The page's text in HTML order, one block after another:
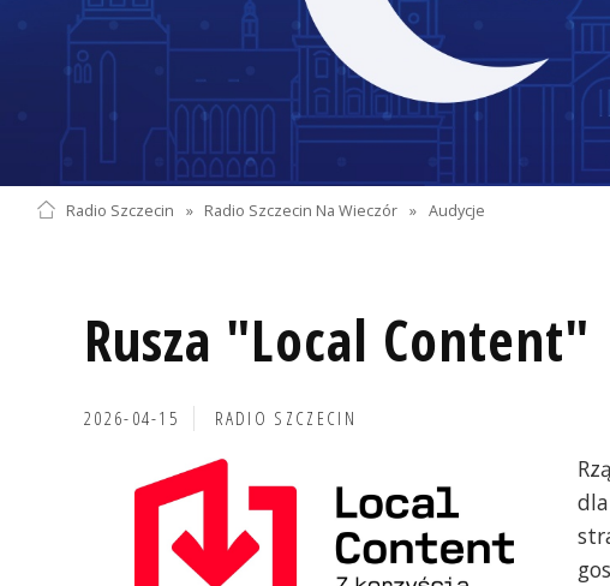
Radio Szczecin » Radio Szczecin Na Wieczór » Audycje
Rusza "Local Content"
2026-04-15 RADIO SZCZECIN